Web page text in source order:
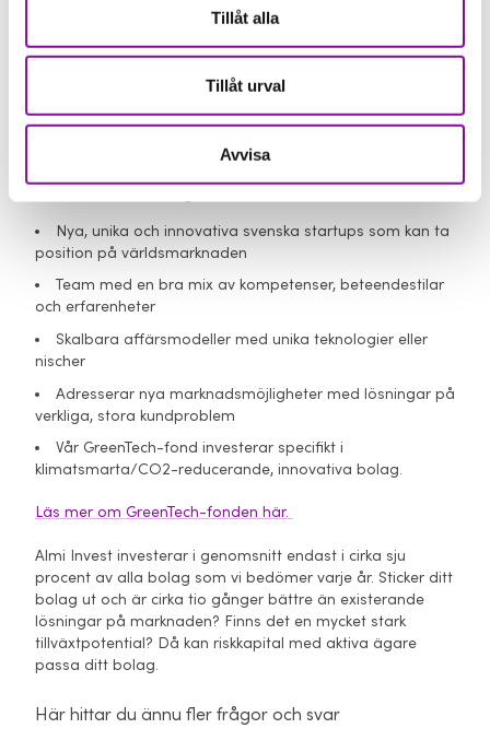
Tillåt alla
Tillåt urval
Avvisa
Din ansökan behandlas av ditt regionala Almi-bolag.
ansökan är komplett från början.
Berätta för oss hur du vill förändra världen och nå en
snabbare tillväxt genom att
skicka in din pitch
Våra investeringskriterier:
Nya, unika och innovativa svenska startups som kan ta
position på världsmarknaden
Team med en bra mix av kompetenser, beteendestilar
och erfarenheter
Skalbara affärsmodeller med unika teknologier eller
nischer
Adresserar nya marknadsmöjligheter med lösningar på
verkliga, stora kundproblem
Vår GreenTech-fond investerar specifikt i
klimatsmarta/CO2-reducerande, innovativa bolag.
Läs mer om GreenTech-fonden här.
Almi Invest investerar i genomsnitt endast i cirka sju
procent av alla bolag som vi bedömer varje år. Sticker ditt
bolag ut och är cirka tio gånger bättre än existerande
lösningar på marknaden? Finns det en mycket stark
tillväxtpotential? Då kan riskkapital med aktiva ägare
passa ditt bolag.
Här hittar du ännu fler frågor och svar